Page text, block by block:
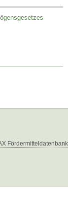
Fördermitteldatenbank